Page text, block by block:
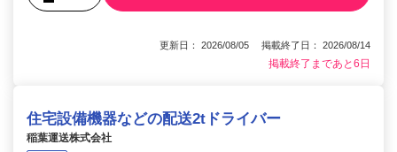
更新日： 2026/08/05 掲載終了日： 2026/08/14
掲載終了まであと6日
住宅設備機器などの配送2tドライバー
稲葉運送株式会社